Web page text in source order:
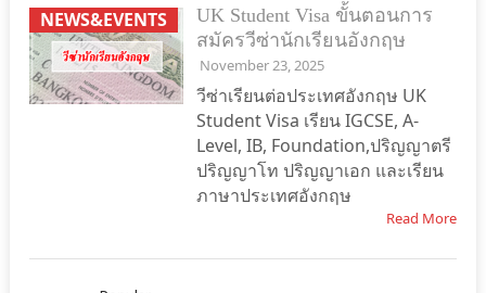
NEWS&EVENTS
UK Student Visa ขั้นตอนการ
สมัครวีซ่านักเรียนอังกฤษ
November 23, 2025
วีซ่าเรียนต่อประเทศอังกฤษ UK
Student Visa เรียน IGCSE, A-
Level, IB, Foundation,ปริญญาตรี
ปริญญาโท ปริญญาเอก และเรียน
ภาษาประเทศอังกฤษ
Read More